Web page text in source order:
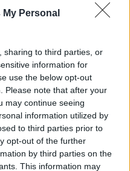
Personal
sharing to third parties, or
information for
use the below opt-out
Please note that after your
may continue seeing
information utilized by
to third parties prior to
opt-out of the further
by third parties on the
This information may
πολιτικών
αλλαγών. Η
και τα
ορατά σε όλους: